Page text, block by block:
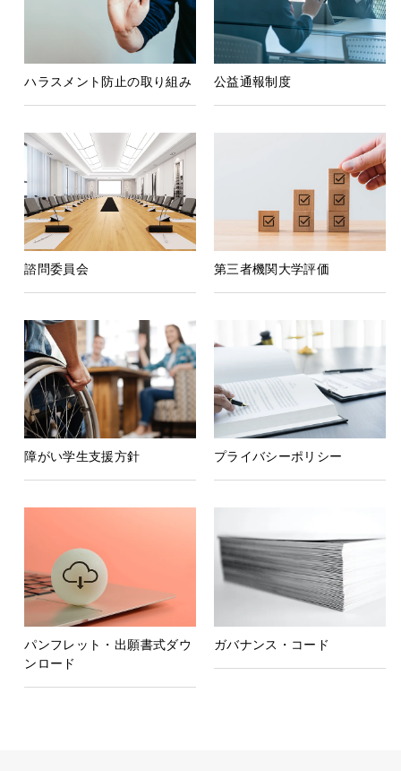
ハラスメント防止の取り組み 公益通報制度
諮問委員会 第三者機関大学評価
障がい学生支援方針 プライバシーポリシー
パンフレット・出願書式ダウ
ンロード
ガバナンス・コード